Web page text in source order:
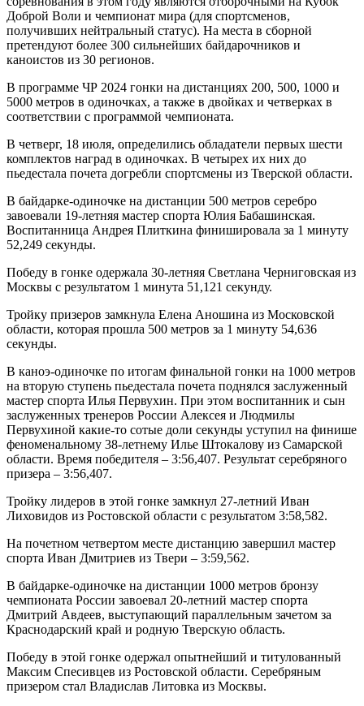
Доброй Воли и чемпионат мира (для спортсменов,
получивших нейтральный статус). На места в сборной
претендуют более 300 сильнейших байдарочников и
каноистов из 30 регионов.
В программе ЧР 2024 гонки на дистанциях 200, 500, 1000 и
5000 метров в одиночках, а также в двойках и четверках в
соответствии с программой чемпионата.
В четверг, 18 июля, определились обладатели первых шести
комплектов наград в одиночках. В четырех их них до
пьедестала почета догребли спортсмены из Тверской области.
В байдарке-одиночке на дистанции 500 метров серебро
завоевали 19-летняя мастер спорта Юлия Бабашинская.
Воспитанница Андрея Плиткина финишировала за 1 минуту
52,249 секунды.
Победу в гонке одержала 30-летняя Светлана Черниговская из
Москвы с результатом 1 минута 51,121 секунду.
Тройку призеров замкнула Елена Аношина из Московской
области, которая прошла 500 метров за 1 минуту 54,636
секунды.
В каноэ-одиночке по итогам финальной гонки на 1000 метров
на вторую ступень пьедестала почета поднялся заслуженный
мастер спорта Илья Первухин. При этом воспитанник и сын
заслуженных тренеров России Алексея и Людмилы
Первухиной какие-то сотые доли секунды уступил на финише
феноменальному 38-летнему Илье Штокалову из Самарской
области. Время победителя – 3:56,407. Результат серебряного
призера – 3:56,407.
Тройку лидеров в этой гонке замкнул 27-летний Иван
Лиховидов из Ростовской области с результатом 3:58,582.
На почетном четвертом месте дистанцию завершил мастер
спорта Иван Дмитриев из Твери – 3:59,562.
В байдарке-одиночке на дистанции 1000 метров бронзу
чемпионата России завоевал 20-летний мастер спорта
Дмитрий Авдеев, выступающий параллельным зачетом за
Краснодарский край и родную Тверскую область.
Победу в этой гонке одержал опытнейший и титулованный
Максим Спесивцев из Ростовской области. Серебряным
призером стал Владислав Литовка из Москвы.